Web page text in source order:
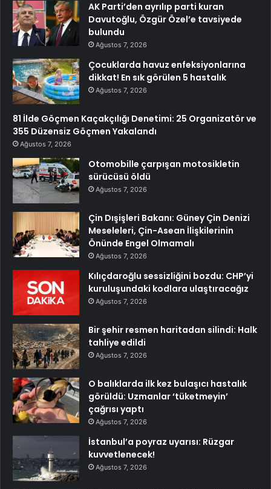
AK Parti’den ayrılıp parti kuran
Davutoğlu, Özgür Özel’e tavsiyede
bulundu
Ağustos 7, 2026
Çocuklarda havuz enfeksiyonlarına
dikkat! En sık görülen 5 hastalık
Ağustos 7, 2026
81 İlde Göçmen Kaçakçılığı Denetimi: 25 Organizatör ve
355 Düzensiz Göçmen Yakalandı
Ağustos 7, 2026
Otomobille çarpışan motosikletin
sürücüsü öldü
Ağustos 7, 2026
Çin Dışişleri Bakanı: Güney Çin Denizi
Meseleleri, Çin-Asean İlişkilerinin
Önünde Engel Olmamalı
Ağustos 7, 2026
Kılıçdaroğlu sessizliğini bozdu: CHP’yi
kuruluşundaki kodlara ulaştıracağız
Ağustos 7, 2026
Bir şehir resmen haritadan silindi: Halk
tahliye edildi
Ağustos 7, 2026
O balıklarda ilk kez bulaşıcı hastalık
görüldü: Uzmanlar ‘tüketmeyin’
çağrısı yaptı
Ağustos 7, 2026
İstanbul’a poyraz uyarısı: Rüzgar
kuvvetlenecek!
Ağustos 7, 2026